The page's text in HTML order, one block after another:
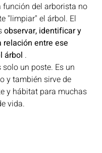
función del arborista no
"limpiar" el árbol. El
observar, identificar y
relación entre ese
árbol .
un poste. Es un
y también sirve de
y hábitat para muchas
vida.